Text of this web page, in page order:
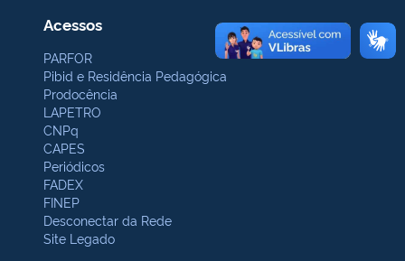
Acessos
PARFOR
Pibid e Residência Pedagógica
Prodocência
LAPETRO
CNPq
CAPES
Periódicos
FADEX
FINEP
Desconectar da Rede
Site Legado